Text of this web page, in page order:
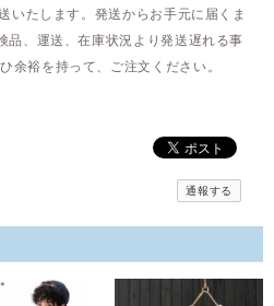
いたします。発送からお手元に届くま
、運送、在庫状況より発送遅れる事
余裕を持って、ご注文ください。
通報する